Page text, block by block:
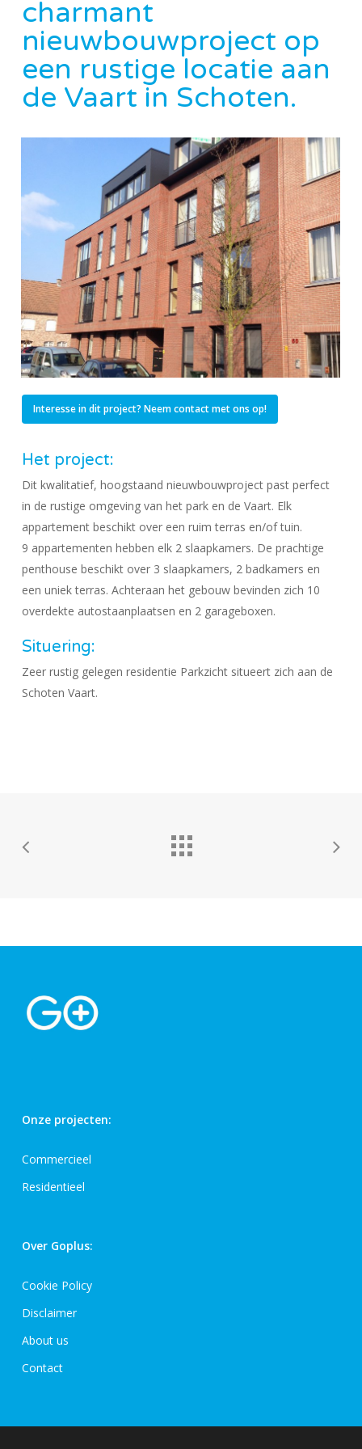
charmant
nieuwbouwproject op
een rustige locatie aan
de Vaart in Schoten.
Interesse in dit project? Neem contact met ons op!
Het project:
Dit kwalitatief, hoogstaand nieuwbouwproject past perfect
in de rustige omgeving van het park en de Vaart. Elk
appartement beschikt over een ruim terras en/of tuin.
9 appartementen hebben elk 2 slaapkamers. De prachtige
penthouse beschikt over 3 slaapkamers, 2 badkamers en
een uniek terras. Achteraan het gebouw bevinden zich 10
overdekte autostaanplaatsen en 2 garageboxen.
Situering:
Zeer rustig gelegen residentie Parkzicht situeert zich aan de
Schoten Vaart.
Onze projecten:
Commercieel
Residentieel
Over Goplus:
Cookie Policy
Disclaimer
About us
Contact